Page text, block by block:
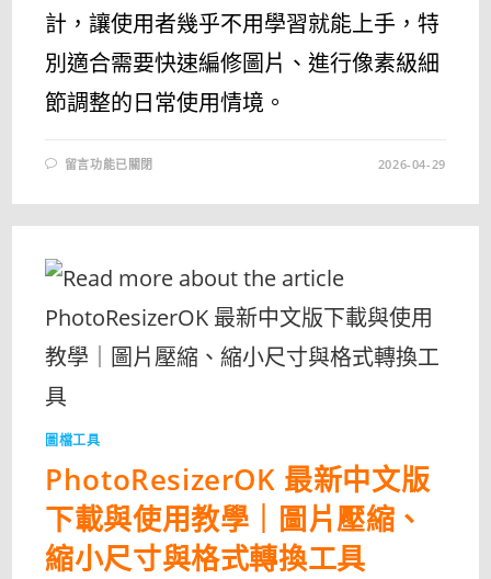
計，讓使用者幾乎不用學習就能上手，特
別適合需要快速編修圖片、進行像素級細
節調整的日常使用情境。
在
〈PAINTOKAY
新
載
與
用
學
｜
小
家
替
工
具
完
整
指
南〉
中
留言功能已關閉 2026-04-29
圖檔工具
PhotoResizerOK 最新中文版
下載與使用教學｜圖片壓縮、
縮小尺寸與格式轉換工具